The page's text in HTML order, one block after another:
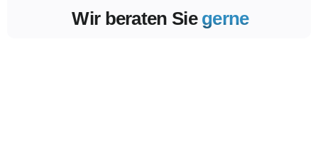
Wir beraten Sie gerne